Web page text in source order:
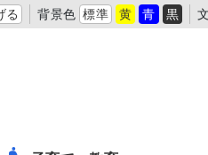
る 背景色 標準 黄 青 黒